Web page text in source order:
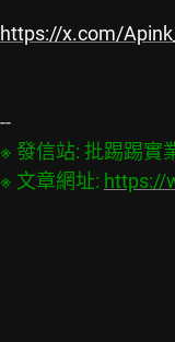
https://x.com/
※ 發信站: 批踢踢實
※ 文章網址: https://